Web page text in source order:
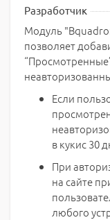
Разработчик
Модуль
позволяет
Если
в кукис 30
При
на сайте
любого